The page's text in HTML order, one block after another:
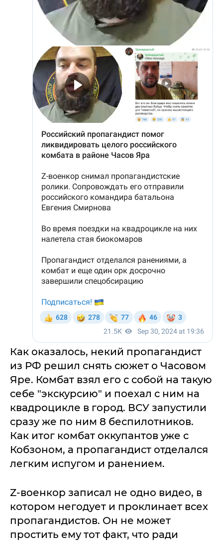
Как оказалось, некий пропагандист
из РФ решил снять сюжет о Часовом
Яре. Комбат взял его с собой на такую
себе "экскурсию" и поехал с ним на
квадроцикле в город. ВСУ запустили
сразу же по ним 8 беспилотников.
Как итог комбат оккупантов уже с
Кобзоном, а пропагандист отделался
легким испугом и ранением.
Z-военкор записал не одно видео, в
котором негодует и проклинает всех
пропагандистов. Он не может
простить ему тот факт, что ради